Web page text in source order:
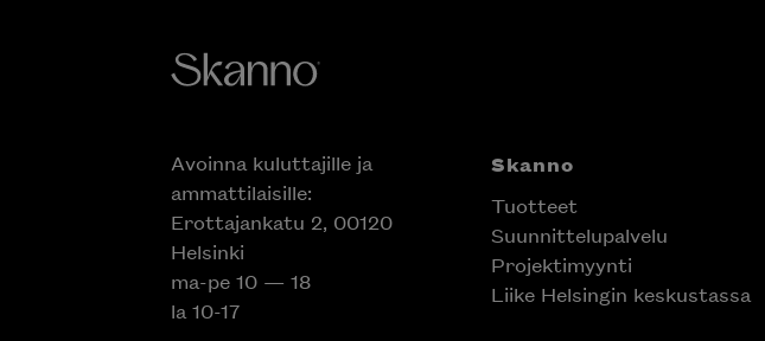
Avoinna kuluttajille ja
ammattilaisille:
Erottajankatu 2, 00120
Helsinki
ma-pe 10 — 18
la 10-17
Skanno
Tuotteet
Suunnittelupalvelu
Projektimyynti
Liike Helsingin keskustassa